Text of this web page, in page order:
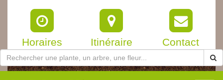
Horaires Itinéraire Contact